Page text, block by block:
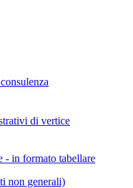
di vertice
- in formato tabellare
non generali)